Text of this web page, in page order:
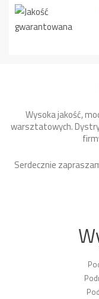
Wysoka jakość,
warsztatowych.
Serdecznie